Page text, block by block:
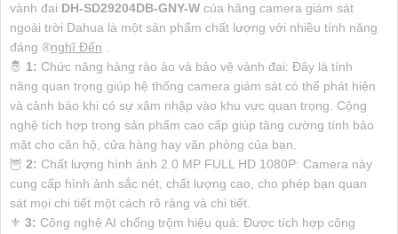
vành đai DH-SD29204DB-GNY-W của hãng camera giám sát
ngoài trời Dahua là một sản phẩm chất lượng với nhiều tính năng
đáng ®️nghĩ Đến
🤴 1: Chức năng hàng rào ảo và bảo vệ vành đai: Đây là tính
năng quan trọng giúp hệ thống camera giám sát có thể phát hiện
và cảnh báo khi có sự xâm nhập vào khu vực quan trọng. Cộng
nghệ tích hợp trong sản phẩm cao cấp giúp tăng cường tính bảo
mật cho căn hộ, cửa hàng hay văn phòng của bạn.
🦉 2: Chất lượng hình ảnh 2.0 MP FULL HD 1080P: Camera này
cung cấp hình ảnh sắc nét, chất lượng cao, cho phép bạn quan
sát mọi chi tiết một cách rõ ràng và chi tiết.
⚜️ 3: Công nghệ AI chống trộm hiệu quả: Được tích hợp công